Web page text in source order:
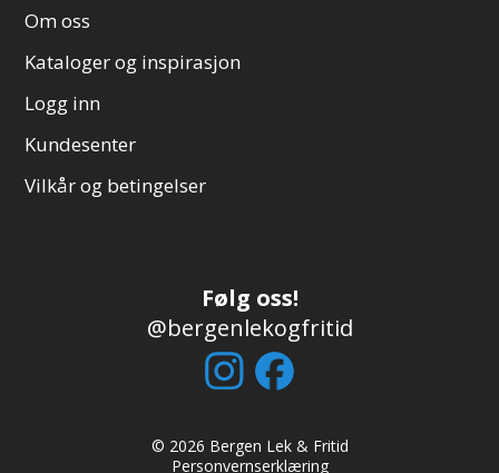
Om oss
Kataloger og inspirasjon
Logg inn
Kundesenter
Vilkår og betingelser
Følg oss!
@bergenlekogfritid
© 2026 Bergen Lek & Fritid
Personvernserklæring